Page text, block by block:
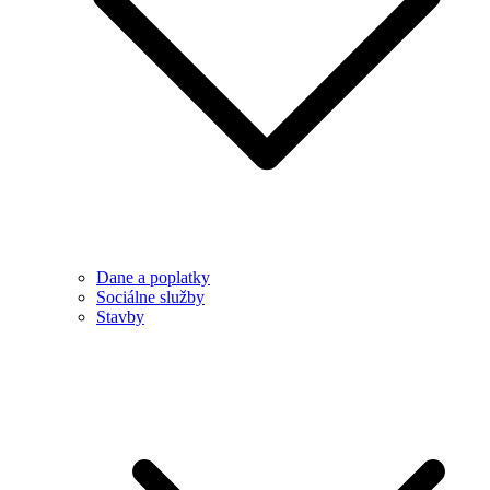
Dane a poplatky
Sociálne služby
Stavby